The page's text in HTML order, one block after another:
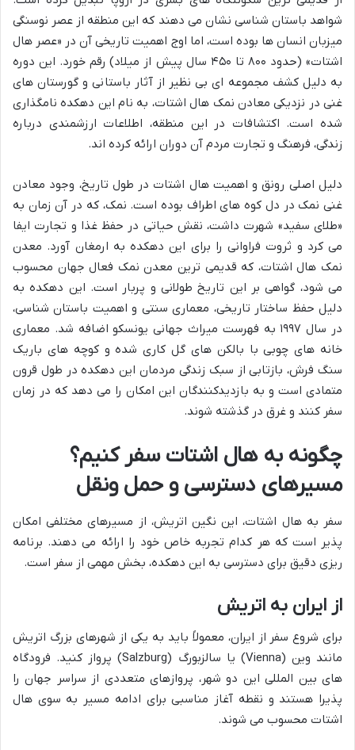
شواهد باستان شناسی نشان می دهند که این منطقه از عصر نوسنگی
میزبان انسان ها بوده است، اما اوج اهمیت تاریخی آن در «عصر هال
اشتات» (حدود ۸۰۰ تا ۴۵۰ سال پیش از میلاد) رقم خورد. این دوره
به دلیل کشف مجموعه ای بی نظیر از آثار باستانی و گورستان های
غنی در نزدیکی معادن نمک هال اشتات، به نام این دهکده نامگذاری
شده است. اکتشافات در این منطقه، اطلاعات ارزشمندی درباره
زندگی، فرهنگ و تجارت مردم آن دوران ارائه کرده اند.
دلیل اصلی رونق و اهمیت هال اشتات در طول تاریخ، وجود معادن
غنی نمک در دل کوه های اطراف بوده است. نمک، که در آن زمان به
«طلای سفید» شهرت داشت، نقش حیاتی در حفظ غذا و تجارت ایفا
می کرد و ثروت فراوانی را برای این دهکده به ارمغان آورد. معدن
نمک هال اشتات، که قدیمی ترین معدن نمک فعال جهان محسوب
می شود، گواهی بر این تاریخ طولانی و پربار است. این دهکده به
دلیل حفظ ساختار تاریخی، معماری سنتی و اهمیت باستان شناسی،
در سال ۱۹۹۷ به فهرست میراث جهانی یونسکو اضافه شد. معماری
خانه های چوبی با بالکن های گل کاری شده و کوچه های باریک
سنگ فرش، بازتابی از سبک زندگی مردمان این دهکده در طول قرون
متمادی است و به بازدیدکنندگان این امکان را می دهد که در زمان
سفر کنند و غرق در گذشته شوند.
چگونه به هال اشتات سفر کنیم؟
مسیرهای دسترسی و حمل ونقل
سفر به هال اشتات، این نگین اتریش، از مسیرهای مختلفی امکان
پذیر است که هر کدام تجربه خاص خود را ارائه می دهند. برنامه
ریزی دقیق برای دسترسی به این دهکده، بخش مهمی از سفر است.
از ایران به اتریش
برای شروع سفر از ایران، معمولاً باید به یکی از شهرهای بزرگ اتریش
مانند وین (Vienna) یا سالزبورگ (Salzburg) پرواز کنید. فرودگاه
های بین المللی این دو شهر، پروازهای متعددی از سراسر جهان را
پذیرا هستند و نقطه آغاز مناسبی برای ادامه مسیر به سوی هال
اشتات محسوب می شوند.